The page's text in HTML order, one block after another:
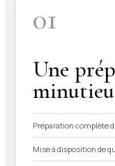
01
Une
Préparation complète
Mise à disposition de